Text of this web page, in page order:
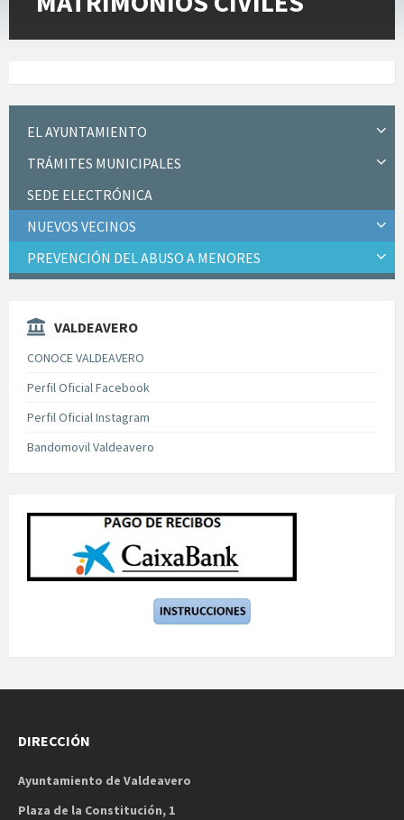
EL AYUNTAMIENTO
TRÁMITES MUNICIPALES
SEDE ELECTRÓNICA
NUEVOS VECINOS
PREVENCIÓN DEL ABUSO A MENORES
VALDEAVERO
CONOCE VALDEAVERO
Perfil Oficial Facebook
Perfil Oficial Instagram
Bandomovil Valdeavero
DIRECCIÓN
Ayuntamiento de Valdeavero
Plaza de la Constitución, 1